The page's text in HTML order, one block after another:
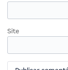
Site